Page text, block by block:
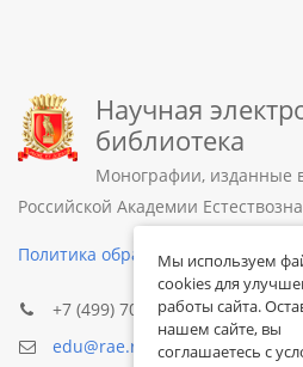
Научная
библиотека
Монографии, изданные
Российской Академии
Политика обработки
+7 (499) 705-72-30
edu@rae.ru
Мы используем
cookies для
работы сайта.
нашем сайте, вы
соглашаетесь с